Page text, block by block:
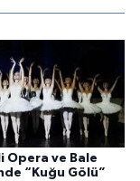
Opera ve Bale
“Kuğu Gölü”